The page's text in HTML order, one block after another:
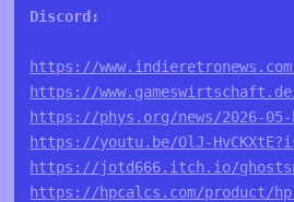
https://
https://
https://phys.org/news/2026-
https://youtu.be/OlJ-
https://jotd666.itch.io/
https://hpcalcs.com/product/